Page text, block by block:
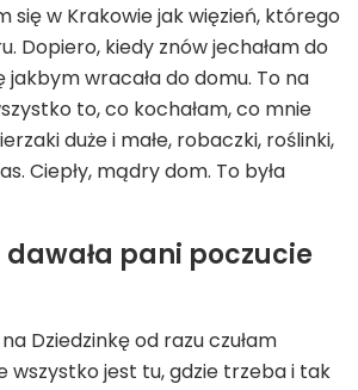
się w Krakowie jak więzień, którego
Dopiero, kiedy znów jechałam do
jakbym wracała do domu. To na
to, co kochałam, co mnie
duże i małe, robaczki, roślinki,
Ciepły, mądry dom. To była
pani poczucie
Dziedzinkę od razu czułam
wszystko jest tu, gdzie trzeba i tak